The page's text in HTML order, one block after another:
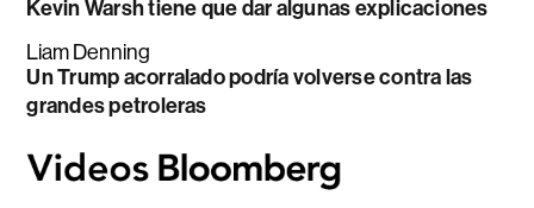
Kevin Warsh tiene que dar algunas explicaciones
Liam Denning
Un Trump acorralado podría volverse contra las
grandes petroleras